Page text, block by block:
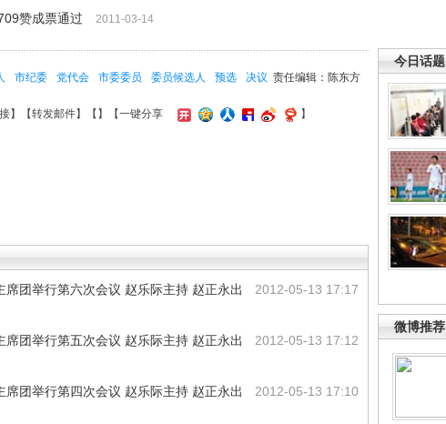
今日话题
微博推荐
赞成票通过
2011-03-14
责任编辑：陈东方
市纪委 党代会 市委委员 委员候选人 预选 决议
】【转发邮件】【 】 【一键分享 】
2012-05-13 17:17
团举行第六次会议 赵乐际主持 赵正永出
2012-05-13 17:12
团举行第五次会议 赵乐际主持 赵正永出
2012-05-13 17:10
团举行第四次会议 赵乐际主持 赵正永出